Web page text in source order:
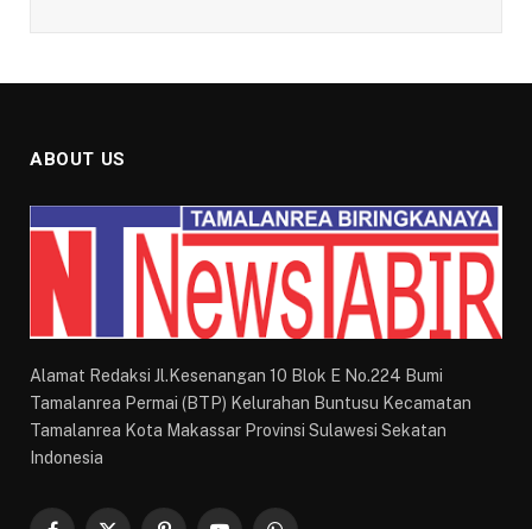
ABOUT US
Alamat Redaksi Jl.Kesenangan 10 Blok E No.224 Bumi
Tamalanrea Permai (BTP) Kelurahan Buntusu Kecamatan
Tamalanrea Kota Makassar Provinsi Sulawesi Sekatan
Indonesia